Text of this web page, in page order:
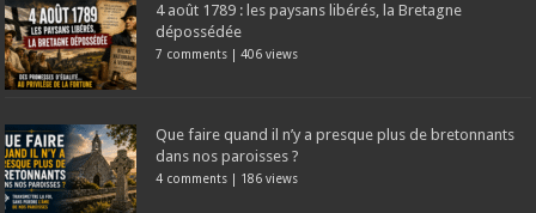
4 août 1789 : les paysans libérés, la Bretagne
dépossédée
7 comments |406 views
Que faire quand il n’y a presque plus de bretonnants
dans nos paroisses ?
4 comments 186 views